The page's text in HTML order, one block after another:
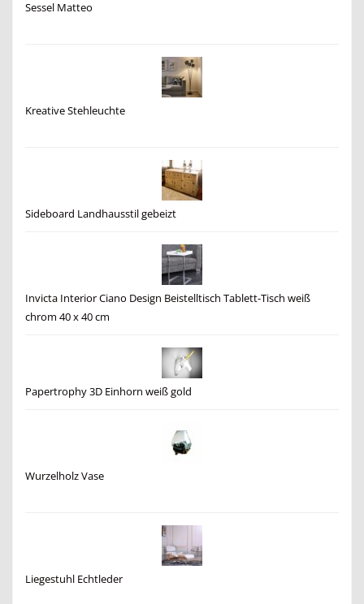
Sessel Matteo
Kreative Stehleuchte
Sideboard Landhausstil gebeizt
Invicta Interior Ciano Design Beistelltisch Tablett-Tisch weiß
chrom 40 x 40 cm
Papertrophy 3D Einhorn weiß gold
Wurzelholz Vase
Liegestuhl Echtleder